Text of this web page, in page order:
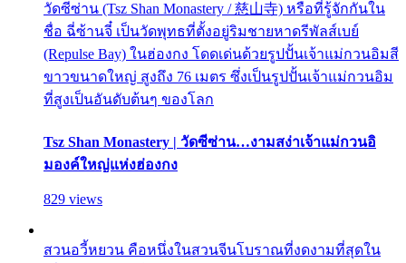
วัดซีซ่าน (Tsz Shan Monastery / 慈山寺) หรือที่รู้จักกันใน
ชื่อ ฉี่ซ้านจี๋ เป็นวัดพุทธที่ตั้งอยู่ริมชายหาดรีพัลส์เบย์
(Repulse Bay) ในฮ่องกง โดดเด่นด้วยรูปปั้นเจ้าแม่กวนอิมสี
ขาวขนาดใหญ่ สูงถึง 76 เมตร ซึ่งเป็นรูปปั้นเจ้าแม่กวนอิม
ที่สูงเป็นอันดับต้นๆ ของโลก
Tsz Shan Monastery | วัดซีซ่าน…งามสง่าเจ้าแม่กวนอิ
มองค์ใหญ่แห่งฮ่องกง
829 views
สวนอวี้หยวน คือหนึ่งในสวนจีนโบราณที่งดงามที่สุดใน